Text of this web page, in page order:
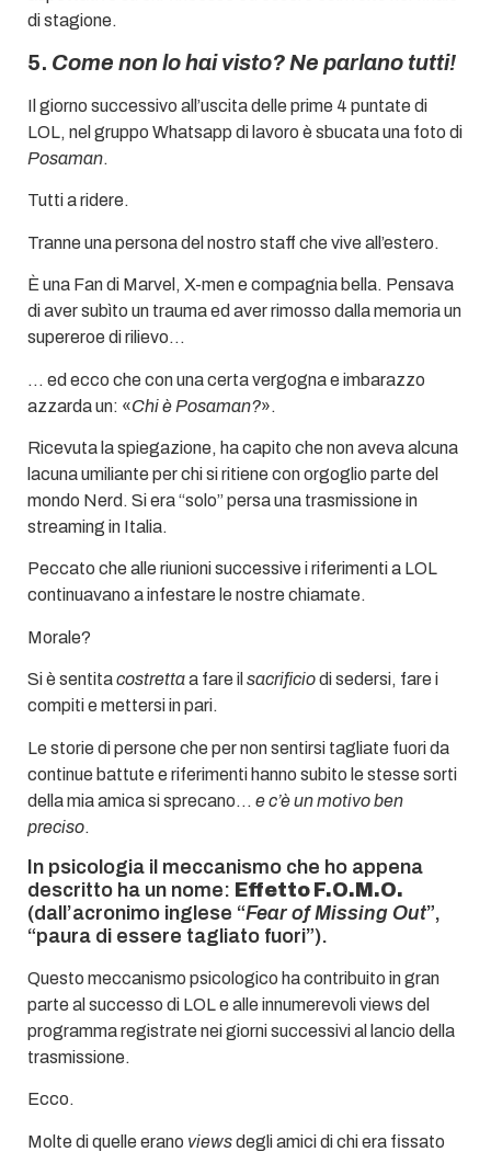
di stagione.
5. Come non lo hai visto? Ne parlano tutti!
Il giorno successivo all’uscita delle prime 4 puntate di
LOL, nel gruppo Whatsapp di lavoro è sbucata una foto di
Posaman.
Tutti a ridere.
Tranne una persona del nostro staff che vive all’estero.
È una Fan di Marvel, X-men e compagnia bella. Pensava
di aver subìto un trauma ed aver rimosso dalla memoria un
supereroe di rilievo…
… ed ecco che con una certa vergogna e imbarazzo
azzarda un: «Chi è Posaman?».
Ricevuta la spiegazione, ha capito che non aveva alcuna
lacuna umiliante per chi si ritiene con orgoglio parte del
mondo Nerd. Si era “solo” persa una trasmissione in
streaming in Italia.
Peccato che alle riunioni successive i riferimenti a LOL
continuavano a infestare le nostre chiamate.
Morale?
Si è sentitacostrettaa fare il sacrificiodi sedersi, fare i
compiti e mettersi in pari.
Le storie di persone che per non sentirsi tagliate fuori da
continue battute e riferimenti hanno subito le stesse sorti
della mia amica si sprecano… e c’è un motivo ben
preciso.
In psicologia il meccanismo che ho appena
descritto ha un nome: Effetto F.O.M.O.
(dall’acronimo inglese “Fear of Missing Out”,
“paura di essere tagliato fuori”).
Questo meccanismo psicologico ha contribuito in gran
parte al successo di LOL e alle innumerevoli views del
programma registrate nei giorni successivi al lancio della
trasmissione.
Ecco.
Molte di quelle erano viewsdegli amici di chi era fissato